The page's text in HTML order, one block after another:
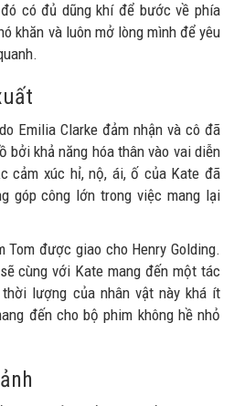
có đủ dũng khí để bước về phía
khăn và luôn mở lòng mình để yêu
Emilia Clarke đảm nhận và cô đã
bởi khả năng hóa thân vào vai diễn
cảm xúc hỉ, nộ, ái, ố của Kate đã
góp công lớn trong việc mang lại
Tom được giao cho Henry Golding.
cùng với Kate mang đến một tác
lượng của nhân vật này khá ít
đến cho bộ phim không hề nhỏ